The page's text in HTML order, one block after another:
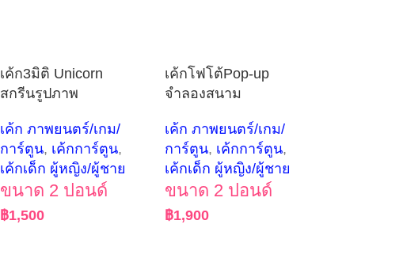
เค้ก3มิติ Unicorn
สกรีนรูปภาพ
เค้ก ภาพยนตร์/เกม/
การ์ตูน, เค้กการ์ตูน,
เค้กเด็ก ผู้หญิง/ผู้ชาย
ขนาด 2 ปอนด์
฿1,500
เค้กโฟโต้Pop-up
จำลองสนาม
เค้ก ภาพยนตร์/เกม/
การ์ตูน, เค้กการ์ตูน,
เค้กเด็ก ผู้หญิง/ผู้ชาย
ขนาด 2 ปอนด์
฿1,900